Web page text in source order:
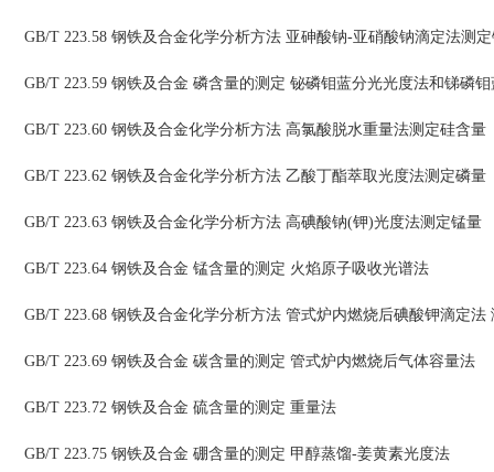
GB/T 223.58 钢铁及合金化学分析方法 亚砷酸钠-亚硝酸钠滴定法测
GB/T 223.59 钢铁及合金 磷含量的测定 铋磷钼蓝分光光度法和锑磷
GB/T 223.60 钢铁及合金化学分析方法 高氯酸脱水重量法测定硅含量
GB/T 223.62 钢铁及合金化学分析方法 乙酸丁酯萃取光度法测定磷量
GB/T 223.63 钢铁及合金化学分析方法 高碘酸钠(钾)光度法测定锰量
GB/T 223.64 钢铁及合金 锰含量的测定 火焰原子吸收光谱法
GB/T 223.68 钢铁及合金化学分析方法 管式炉内燃烧后碘酸钾滴定法
GB/T 223.69 钢铁及合金 碳含量的测定 管式炉内燃烧后气体容量法
GB/T 223.72 钢铁及合金 硫含量的测定 重量法
GB/T 223.75 钢铁及合金 硼含量的测定 甲醇蒸馏-姜黄素光度法